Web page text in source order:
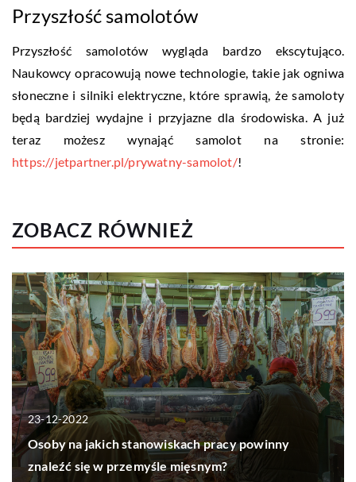
Przyszłość samolotów
Przyszłość samolotów wygląda bardzo ekscytująco.
Naukowcy opracowują nowe technologie, takie jak ogniwa
słoneczne i silniki elektryczne, które sprawią, że samoloty
będą bardziej wydajne i przyjazne dla środowiska. A już
teraz możesz wynająć samolot na stronie:
https://jetpartner.pl/prywatny-samolot/!
ZOBACZ RÓWNIEŻ
23-12-2022
Osoby na jakich stanowiskach pracy powinny
znaleźć się w przemyśle mięsnym?